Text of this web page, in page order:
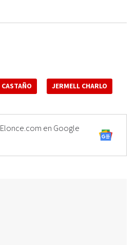
JERMELL CHARLO
en Google